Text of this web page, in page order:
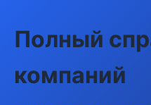
Полный
компаний